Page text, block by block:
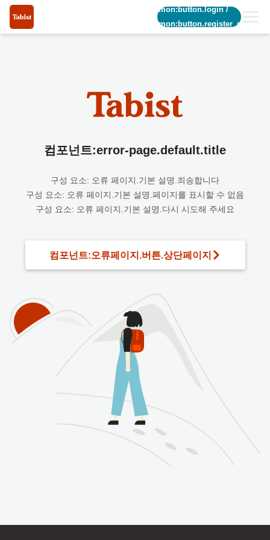
common:button.login/
common:button.register_short
컴포넌트:error-page.default.title
구성 요소: 오류 페이지.기본 설명.죄송합니다
구성 요소: 오류 페이지.기본 설명.페이지를 표시할 수 없음
구성 요소: 오류 페이지.기본 설명.다시 시도해 주세요
컴포넌트:오류페이지.버튼.상단페이지